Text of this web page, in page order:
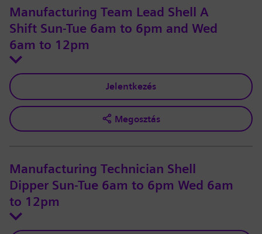
Manufacturing Team Lead Shell A
Shift Sun-Tue 6am to 6pm and Wed
6am to 12pm
Jelentkezés
Megosztás
Manufacturing Technician Shell
Dipper Sun-Tue 6am to 6pm Wed 6am
to 12pm